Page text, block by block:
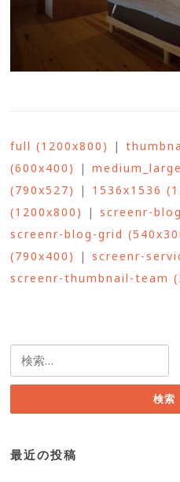
full (1200x800) |
(600x400)
|
(790x527)
| 1536x1536
(1200x800)
|screenr-
screenr-blog-grid
(790x400)
|screenr-
screenr-thumbnail-team
索:
最近の投稿